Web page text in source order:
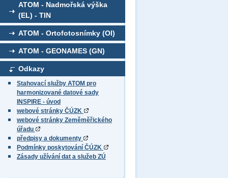
ATOM - Nadmořská výška
(EL) - TIN
ATOM - Ortofotosnímky (OI)
ATOM - GEONAMES (GN)
Odkazy
Stahovací služby ATOM pro
harmonizované datové sady
INSPIRE - úvod
webové stránky ČÚZK
webové stránky Zeměměřického
úřadu
předpisy a dokumenty
Podmínky poskytování ČÚZK
Zásady užívání dat a služeb ZÚ